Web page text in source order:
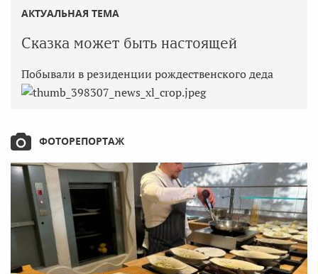
АКТУАЛЬНАЯ ТЕМА
Сказка может быть настоящей
Побывали в резиденции рождественского деда
ФОТОРЕПОРТАЖ